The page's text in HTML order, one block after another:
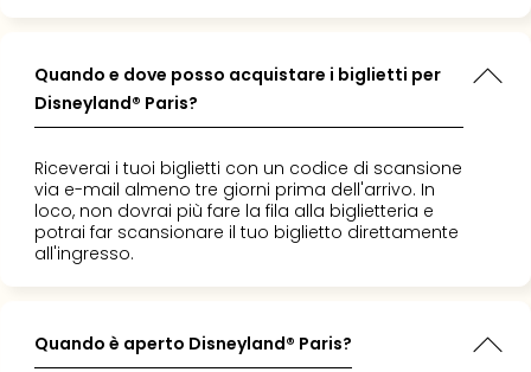
Quando e dove posso acquistare i biglietti per
Disneyland® Paris?
Riceverai i tuoi biglietti con un codice di scansione
via e-mail almeno tre giorni prima dell'arrivo. In
loco, non dovrai più fare la fila alla biglietteria e
potrai far scansionare il tuo biglietto direttamente
all'ingresso.
Quando è aperto Disneyland® Paris?